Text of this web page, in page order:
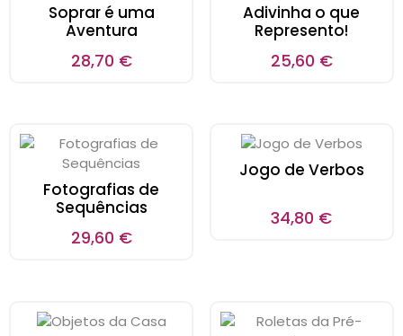
Soprar é uma
Aventura
28,70 €
Adivinha o que
Represento!
25,60 €
Fotografias de
Sequências
29,60 €
Jogo de Verbos
34,80 €